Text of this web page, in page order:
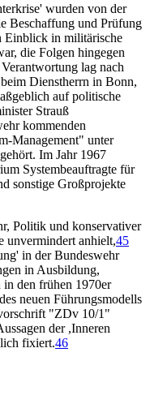
wurden von der
Beschaffung und Prüfung
Einblick in militärische
die Folgen hingegen
lag nach
Dienstherrn in Bonn,
auf politische
Strauß
kommenden
Management" unter
Im Jahr 1967
Systembeauftragte für
sonstige Großprojekte
Politik und konservativer
unvermindert anhielt,45
in der Bundeswehr
in Ausbildung,
in den frühen 1970er
neuen Führungsmodells
"ZDv 10/1"
der ,Inneren
fixiert.46